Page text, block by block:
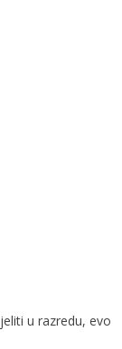
u razredu, evo